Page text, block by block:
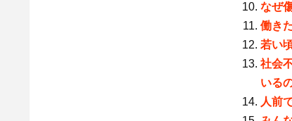
なぜ
働き
若い
社会
いる
人前